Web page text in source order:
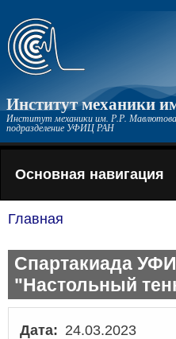
Перейти
основному
Институт механики
Институт механики им. Р.Р.
подразделение УФИЦ РАН
Основная навигация
навигации
Главная
Спартакиада
"Настольный
Дата
24.03.2023